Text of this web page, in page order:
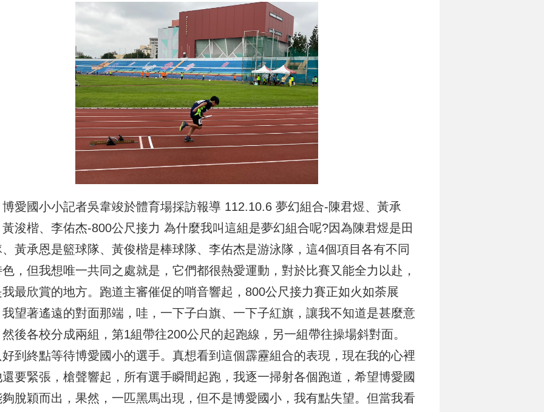
博愛國小小記者吳韋竣於體育場採訪報導 112.10.6 夢幻組合-陳君煜、黃承
浚楷、李佑杰-800公尺接力 為什麼我叫這組是夢幻組合呢?因為陳君煜是田
黃承恩是籃球隊、黃俊楷是棒球隊、李佑杰是游泳隊，這4個項目各有不同
，但我想唯一共同之處就是，它們都很熱愛運動，對於比賽又能全力以赴，
最欣賞的地方。跑道主審催促的哨音響起，800公尺接力賽正如火如荼展
望著遙遠的對面那端，哇，一下子白旗、一下子紅旗，讓我不知道是甚麼意
後各校分成兩組，第1組帶往200公尺的起跑線，另一組帶往操場斜對面。
到終點等待博愛國小的選手。真想看到這個霹靂組合的表現，現在我的心裡
要緊張，槍聲響起，所有選手瞬間起跑，我逐一掃射各個跑道，希望博愛國
脫穎而出，果然，一匹黑馬出現，但不是博愛國小，我有點失望。但當我看